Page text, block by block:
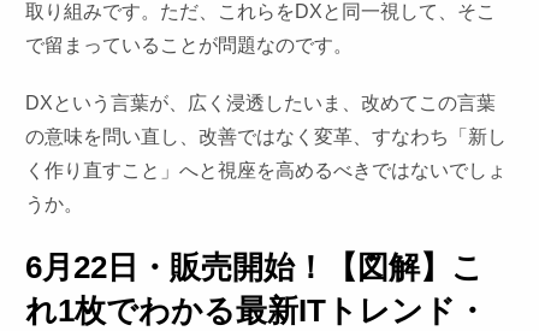
取り組みです。ただ、これらをDXと同一視して、そこ
で留まっていることが問題なのです。
DXという言葉が、広く浸透したいま、改めてこの言葉
の意味を問い直し、改善ではなく変革、すなわち「新し
く作り直すこと」へと視座を高めるべきではないでしょ
うか。
6月22日・販売開始！【図解】こ
れ1枚でわかる最新ITトレンド・